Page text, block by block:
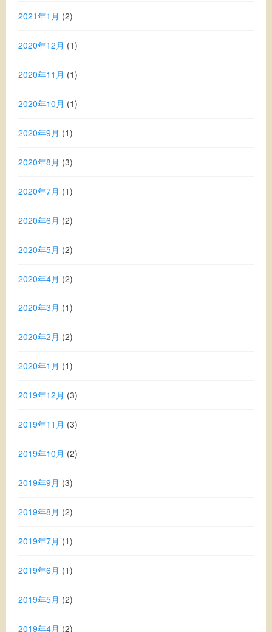
2021年1月 (2)
2020年12月 (1)
2020年11月 (1)
2020年10月 (1)
2020年9月 (1)
2020年8月 (3)
2020年7月 (1)
2020年6月 (2)
2020年5月 (2)
2020年4月 (2)
2020年3月 (1)
2020年2月 (2)
2020年1月 (1)
2019年12月 (3)
2019年11月 (3)
2019年10月 (2)
2019年9月 (3)
2019年8月 (2)
2019年7月 (1)
2019年6月 (1)
2019年5月 (2)
2019年4月 (2)